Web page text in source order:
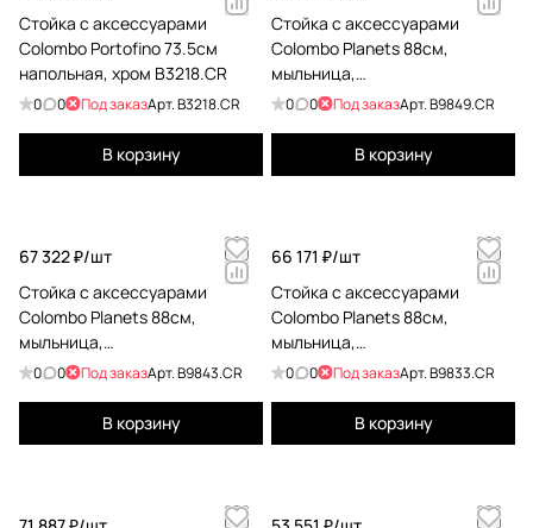
Стойка с аксессуарами
Colombo Portofino 73.5см
напольная, хром B3218.CR
0 0 Под заказАрт.B3218.CR
В корзину
Стойка с аксессуарами
Colombo Planets 88см,
мыльница,
полотенцедержатель,
для туалетной бумаги, хром
B9849.CR
0 0 Под заказАрт.B9849.CR
В корзину
67 322 ₽/шт
Стойка с аксессуарами
Colombo Planets 88см,
мыльница,
полотенцедержатель,
для туалетной бумаги, хром
B9843.CR
0 0 Под заказАрт.B9843.CR
В корзину
66 171 ₽/шт
Стойка с аксессуарами
Colombo Planets 88см,
мыльница,
полотенцедержатель,
для туалетной бумаги, хром
B9833.CR
0 0 Под заказАрт.B9833.CR
В корзину